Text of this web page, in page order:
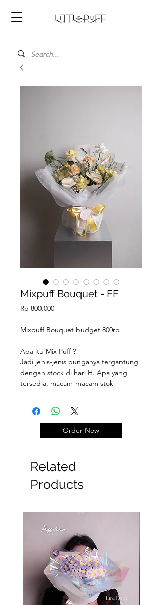
Mixpuff Bouquet - FF
Rp 800.000Price
Mixpuff Bouquet budget 800rb
Apa itu Mix Puff ?
Jadi jenis-jenis bunganya tergantung
dengan stock di hari H. Apa yang
tersedia, macam-macam stok
gabungin. So kalian tinggal
budget
nya aja berapa dan info
nuansa warnabunganya.
Order Now
Related
Products